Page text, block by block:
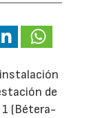
de
(Bétera-